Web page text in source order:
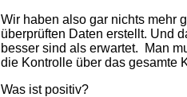
Wir haben also gar nichts mehr
überprüften Daten erstellt. Und
besser sind als erwartet. Man
die Kontrolle über das gesamte
Was ist positiv?